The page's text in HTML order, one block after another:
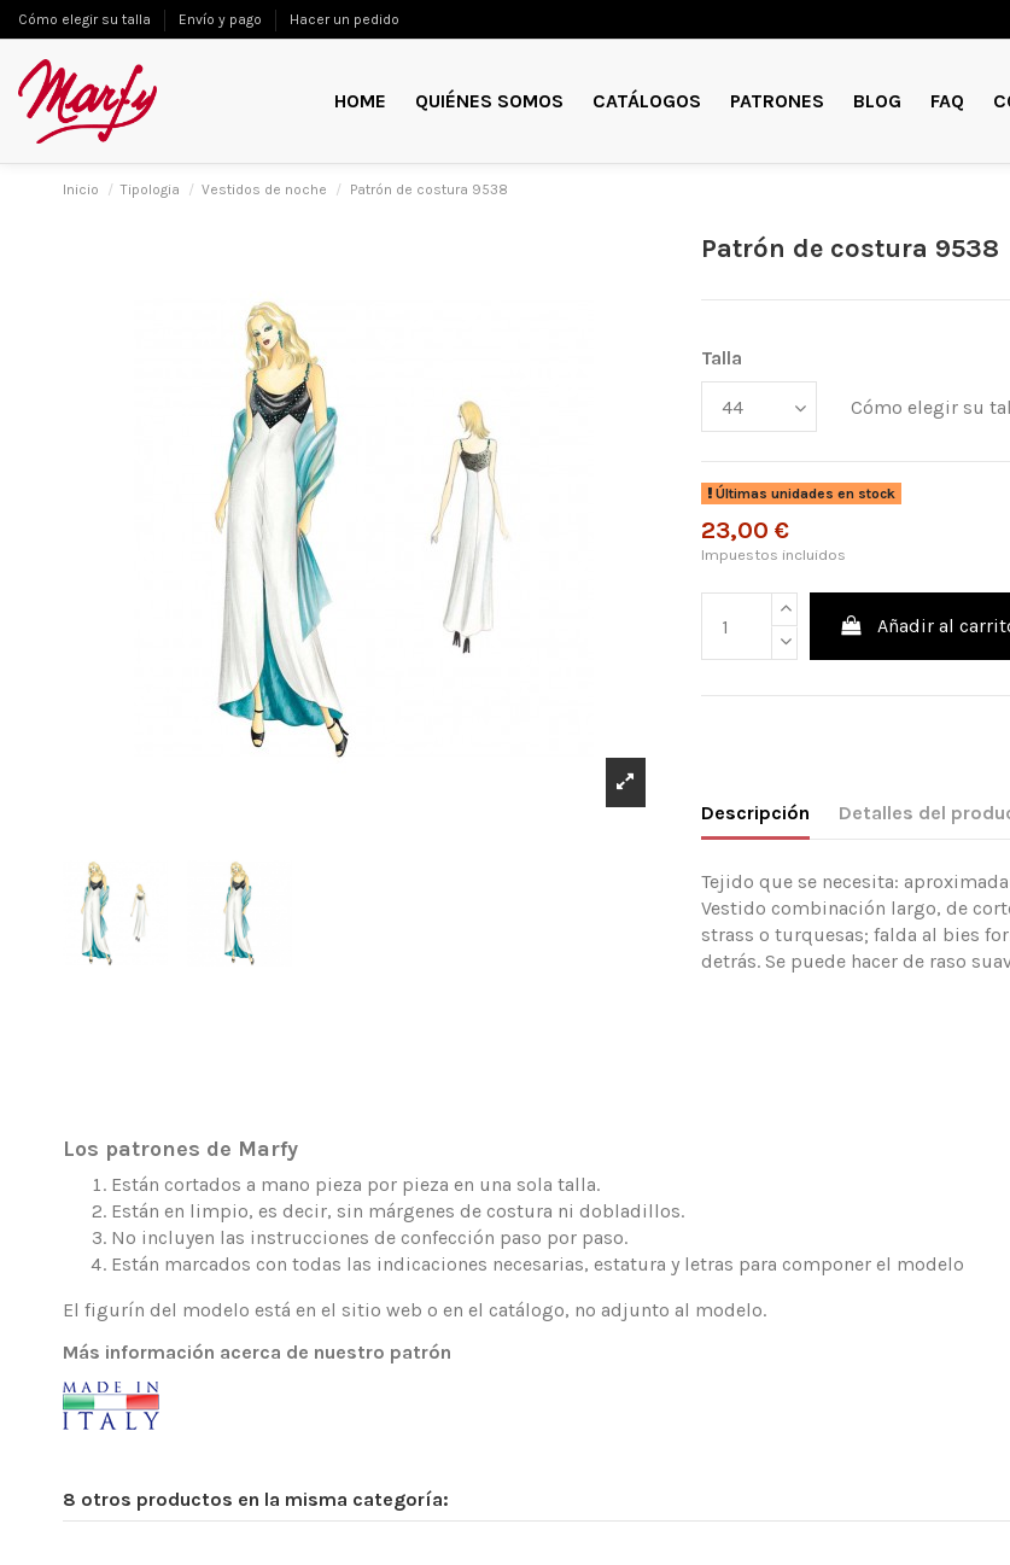
Cómo elegir su talla Envío y pago Hacer un pedido
HOME QUIÉNES SOMOS CATÁLOGOS PATRONES BLOG FAQ
Inicio Tipologia Vestidos de noche Patrón de costura 9538
Patrón de costura 9538
Talla
Cómo elegir su
Últimas unidades en stock
23,00 €
Impuestos incluidos
Añadir al
Descripción Detalles del
Tejido que se necesita:
Vestido combinación largo, de
strass o turquesas; falda al bies
detrás. Se puede hacer de raso
Los patrones de Marfy
Están cortados a mano pieza por pieza en una sola talla.
Están en limpio, es decir, sin márgenes de costura ni dobladillos.
No incluyen las instrucciones de confección paso por paso.
Están marcados con todas las indicaciones necesarias, estatura y letras para componer el modelo
El figurín del modelo está en el sitio web o en el catálogo, no adjunto al modelo.
Más información acerca de nuestro patrón
8 otros productos en la misma categoría: